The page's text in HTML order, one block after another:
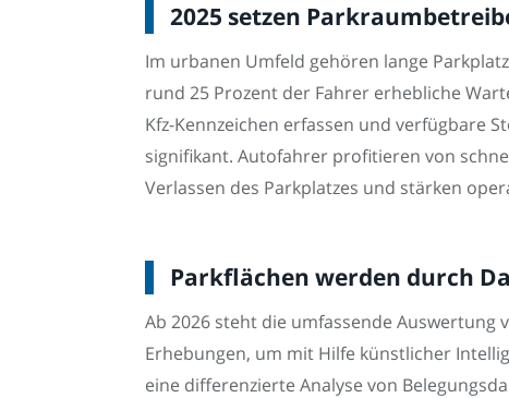
2025 setzen
Im urbanen Umfeld gehören lange
rund 25 Prozent der Fahrer erhebliche
Kfz-Kennzeichen erfassen und verfügbare
signifikant. Autofahrer profitieren von
Verlassen des Parkplatzes und stärken
Parkflächen werden durch
Ab 2026 steht die umfassende
Erhebungen, um mit Hilfe künstlicher
eine differenzierte Analyse von